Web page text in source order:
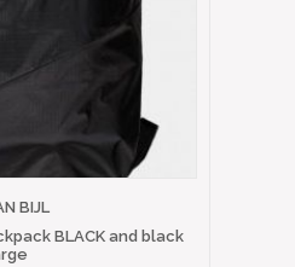
BIJL
BLACK and black